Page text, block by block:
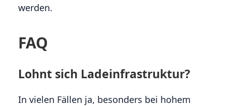
werden.
FAQ
Lohnt sich Ladeinfrastruktur?
In vielen Fällen ja, besonders bei hohem